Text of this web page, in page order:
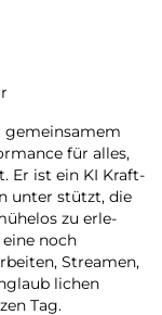
gemein­samem
für alles,
Er ist ein KI Kraft­
unter stützt, die
zu erle­
noch
Streamen,
lichen
Tag.